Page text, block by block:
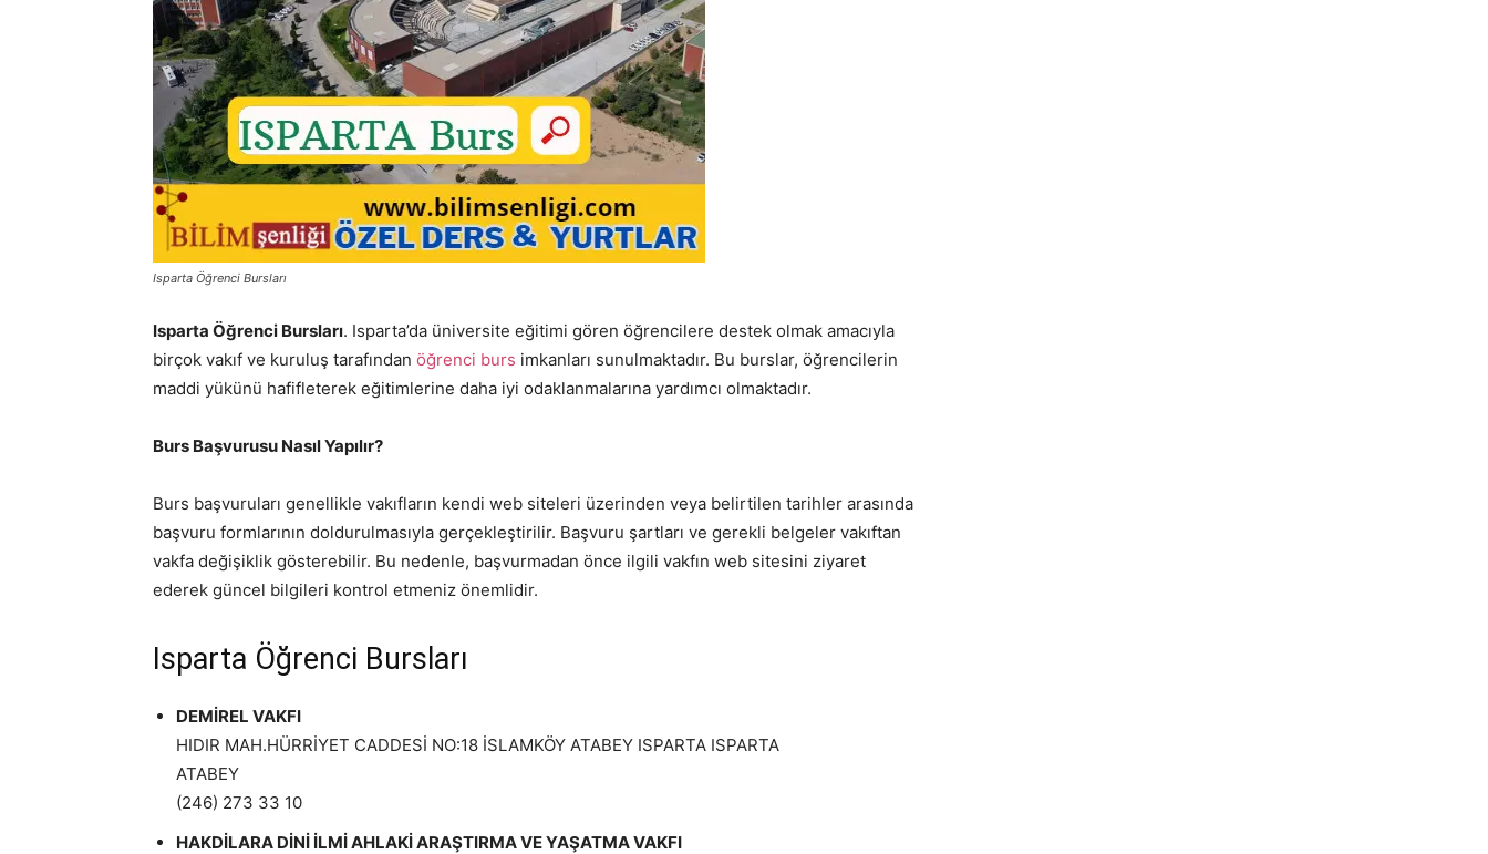
Isparta Öğrenci Bursları
Isparta Öğrenci Bursları. Isparta’da üniversite eğitimi gören öğrencilere destek olmak amacıyla
birçok vakıf ve kuruluş tarafından öğrenci burs imkanları sunulmaktadır. Bu burslar, öğrencilerin
maddi yükünü hafifleterek eğitimlerine daha iyi odaklanmalarına yardımcı olmaktadır.
Burs Başvurusu Nasıl Yapılır?
Burs başvuruları genellikle vakıfların kendi web siteleri üzerinden veya belirtilen tarihler arasında
başvuru formlarının doldurulmasıyla gerçekleştirilir. Başvuru şartları ve gerekli belgeler vakıftan
vakfa değişiklik gösterebilir. Bu nedenle, başvurmadan önce ilgili vakfın web sitesini ziyaret
ederek güncel bilgileri kontrol etmeniz önemlidir.
Isparta Öğrenci Bursları
DEMİREL VAKFI
HIDIR MAH.HÜRRİYET CADDESİ NO:18 İSLAMKÖY ATABEY ISPARTA ISPARTA
ATABEY
(246) 273 33 10
HAKDİLARA DİNİ İLMİ AHLAKİ ARAŞTIRMA VE YAŞATMA VAKFI